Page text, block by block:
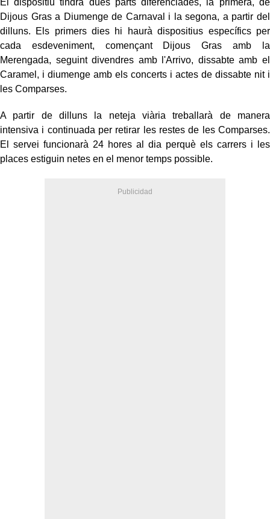
El dispositiu tindrà dues parts diferenciades, la primera, de
Dijous Gras a Diumenge de Carnaval i la segona, a partir del
dilluns. Els primers dies hi haurà dispositius específics per
cada esdeveniment, començant Dijous Gras amb la
Merengada, seguint divendres amb l'Arrivo, dissabte amb el
Caramel, i diumenge amb els concerts i actes de dissabte nit i
les Comparses.
A partir de dilluns la neteja viària treballarà de manera
intensiva i continuada per retirar les restes de les Comparses.
El servei funcionarà 24 hores al dia perquè els carrers i les
places estiguin netes en el menor temps possible.